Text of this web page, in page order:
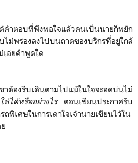
คำตอบที่พึงพอใจแล้วคนเป็นนายก็พยัก
พร่องลงไปบนถาดของบริกรที่อยู่ใกล้
อ่ยคำพูดใด
าต้องรีบเดินตามไปแม้ในใจจะอดบ่นไม่
ห้ได้หรืออย่างไรตอนเขียนประกาศรับ
พิเศษในการเดาใจเจ้านายเขียนไว้ใน